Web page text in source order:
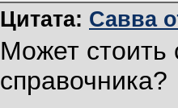
Цитата: Савва
Может стоить
справочника?